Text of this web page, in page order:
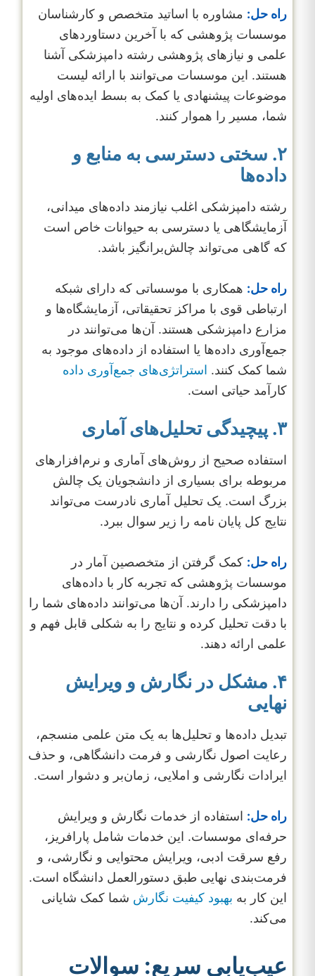
راه حل: مشاوره با اساتید متخصص و کارشناسان
موسسات پژوهشی که با آخرین دستاوردهای
علمی و نیازهای پژوهشی رشته دامپزشکی آشنا
هستند. این موسسات می‌توانند با ارائه لیست
موضوعات پیشنهادی یا کمک به بسط ایده‌های اولیه
شما، مسیر را هموار کنند.
۲. سختی دسترسی به منابع و
داده‌ها
رشته دامپزشکی اغلب نیازمند داده‌های میدانی،
آزمایشگاهی یا دسترسی به حیوانات خاص است
که گاهی می‌تواند چالش‌برانگیز باشد.
راه حل: همکاری با موسساتی که دارای شبکه
ارتباطی قوی با مراکز تحقیقاتی، آزمایشگاه‌ها و
مزارع دامپزشکی هستند. آن‌ها می‌توانند در
جمع‌آوری داده‌ها یا استفاده از داده‌های موجود به
شما کمک کنند. استراتژی‌های جمع‌آوری داده
کارآمد حیاتی است.
۳. پیچیدگی تحلیل‌های آماری
استفاده صحیح از روش‌های آماری و نرم‌افزارهای
مربوطه برای بسیاری از دانشجویان یک چالش
بزرگ است. یک تحلیل آماری نادرست می‌تواند
نتایج کل پایان نامه را زیر سوال ببرد.
راه حل: کمک گرفتن از متخصصین آمار در
موسسات پژوهشی که تجربه کار با داده‌های
دامپزشکی را دارند. آن‌ها می‌توانند داده‌های شما را
با دقت تحلیل کرده و نتایج را به شکلی قابل فهم و
علمی ارائه دهند.
۴. مشکل در نگارش و ویرایش
نهایی
تبدیل داده‌ها و تحلیل‌ها به یک متن علمی منسجم،
رعایت اصول نگارشی و فرمت دانشگاهی، و حذف
ایرادات نگارشی و املایی، زمان‌بر و دشوار است.
راه حل: استفاده از خدمات نگارش و ویرایش
حرفه‌ای موسسات. این خدمات شامل پارافریز،
رفع سرقت ادبی، ویرایش محتوایی و نگارشی، و
فرمت‌بندی نهایی طبق دستورالعمل دانشگاه است.
این کار به بهبود کیفیت نگارش شما کمک شایانی
می‌کند.
عیب‌یابی سریع: سوالات